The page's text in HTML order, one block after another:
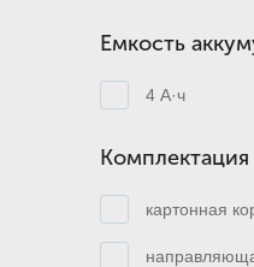
Емкость
4 А·ч
Комплектация
картонная